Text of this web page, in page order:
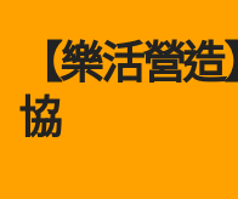
【樂活營
協